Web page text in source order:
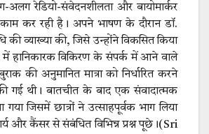
रेडियो-संवेदनशीलता और बायोमार्कर
काम कर रही है। अपने भाषण के दौरान डॉ.
की व्याख्या की, जिसे उन्होंने विकसित किया
हानिकारक विकिरण के संपर्क में आने वाले
खुराक की अनुमानित मात्रा को निर्धारित करने
गई थी। बातचीत के बाद एक संवादात्मक
गया जिसमें छात्रों ने उत्साहपूर्वक भाग लिया
और कैंसर से संबंधित विभिन्न प्रश्न पूछे।(Sri